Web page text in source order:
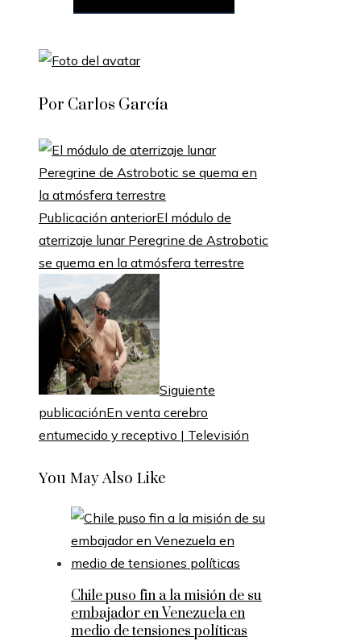
Por Carlos García
Publicación anteriorEl módulo de
aterrizaje lunar Peregrine de Astrobotic
se quema en la atmósfera terrestre
Siguiente
publicaciónEn venta cerebro
entumecido y receptivo | Televisión
You May Also Like
Chile puso fin a la misión de su
embajador en Venezuela en
medio de tensiones políticas